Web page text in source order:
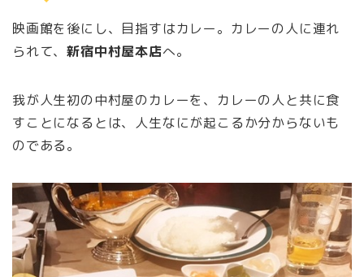
映画館を後にし、目指すはカレー。カレーの人に連れ
られて、新宿中村屋本店へ。
我が人生初の中村屋のカレーを、カレーの人と共に食
すことになるとは、人生なにが起こるか分からないも
のである。